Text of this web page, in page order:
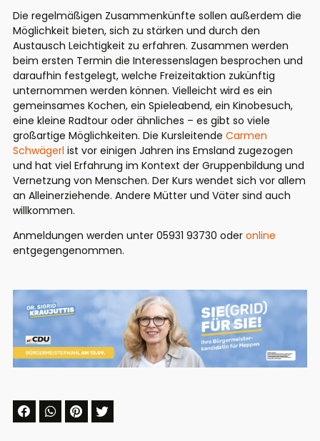
Die regelmäßigen Zusammenkünfte sollen außerdem die
Möglichkeit bieten, sich zu stärken und durch den
Austausch Leichtigkeit zu erfahren. Zusammen werden
beim ersten Termin die Interessenslagen besprochen und
daraufhin festgelegt, welche Freizeitaktion zukünftig
unternommen werden können. Vielleicht wird es ein
gemeinsames Kochen, ein Spieleabend, ein Kinobesuch,
eine kleine Radtour oder ähnliches – es gibt so viele
großartige Möglichkeiten. Die Kursleitende Carmen
Schwägerl ist vor einigen Jahren ins Emsland zugezogen
und hat viel Erfahrung im Kontext der Gruppenbildung und
Vernetzung von Menschen. Der Kurs wendet sich vor allem
an Alleinerziehende. Andere Mütter und Väter sind auch
willkommen.
Anmeldungen werden unter 05931 93730 oder online
entgegengenommen.